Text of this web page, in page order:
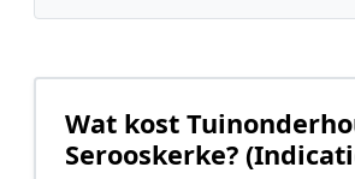
Wat kost
Serooskerke?